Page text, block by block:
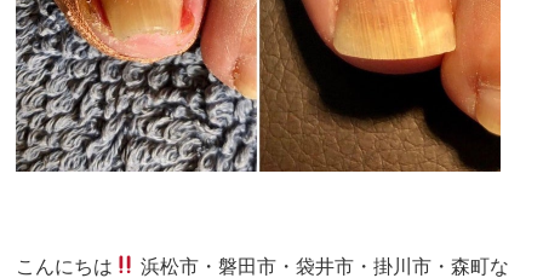
こんにちは
浜松市・磐田市・袋井市・掛川市・森町な